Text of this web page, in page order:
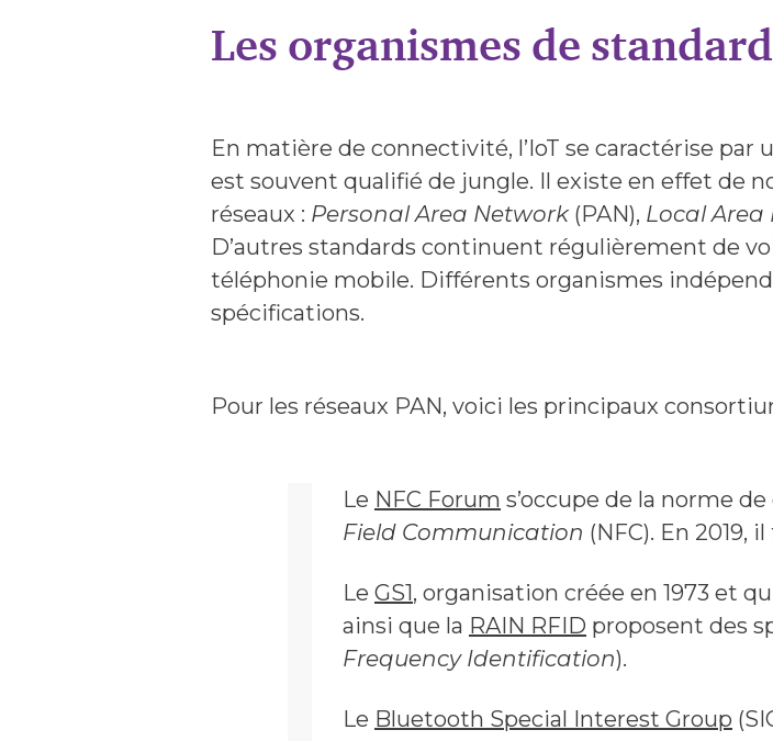
Les organismes de
En matière de connectivité, l’IoT se caractérise
est souvent qualifié de jungle. Il existe en effet de
réseaux : Personal Area Network(PAN), Local
D’autres standards continuent régulièrement de
téléphonie mobile. Différents organismes
spécifications.
Pour les réseaux PAN, voici les principaux
Le NFC Forum s’occupe de la norme
Field Communication (NFC). En 2019,
Le GS1, organisation créée en 1973 et
ainsi que la RAIN RFID proposent des
Frequency Identification).
Le Bluetooth Special Interest Group